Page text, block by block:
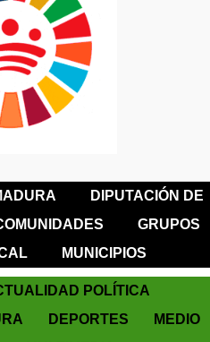
DIPUTACIÓN DE
GRUPOS
MUNICIPIOS
POLÍTICA
DEPORTES
MEDIO